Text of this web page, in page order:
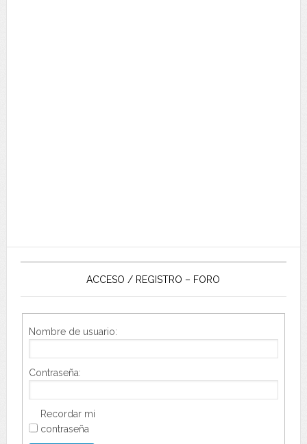
ACCESO / REGISTRO – FORO
Nombre de usuario:
Contraseña:
Recordar mi
contraseña